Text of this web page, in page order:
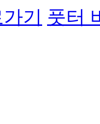
기 풋터